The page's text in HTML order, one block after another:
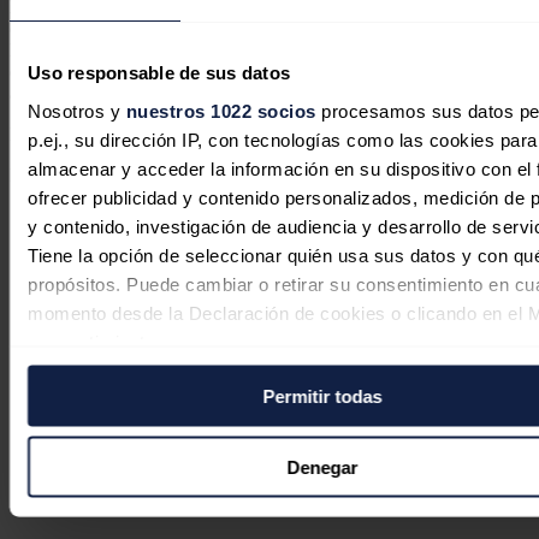
Uso responsable de sus datos
Nosotros y nuestros 1022 socios procesamos sus datos
p.ej., su dirección IP, con tecnologías como las cookies para
almacenar y acceder la información en su dispositivo con el
ofrecer publicidad y contenido personalizados, medición de
y contenido, investigación de audiencia y desarrollo de
Tiene la opción de seleccionar quién usa sus datos y con
propósitos. Puede cambiar o retirar su consentimiento en
momento desde la Declaración de cookies o clicando en el
Si lo permite, también quisiéramos:
Recopilar información sobre su ubicación geográfica
puede tener una precisión de varios metros
Identificar su dispositivo analizándolo activamente
características específicas (huellas digitales)
Permitir todas
Denegar
de los mercados de energía europeos para la segunda mitad de 2025,
del mercado dePPAen España y las perspectivas del
Fuente:
AleaSoft Energy Forecasting.
Noticias relacionadas